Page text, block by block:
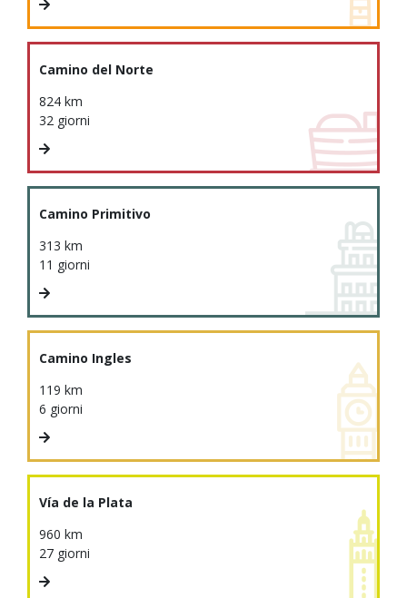
Camino del Norte
824 km
32 giorni
Camino Primitivo
313 km
11 giorni
Camino Ingles
119 km
6 giorni
Vía de la Plata
960 km
27 giorni